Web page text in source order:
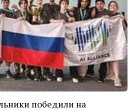
победили на